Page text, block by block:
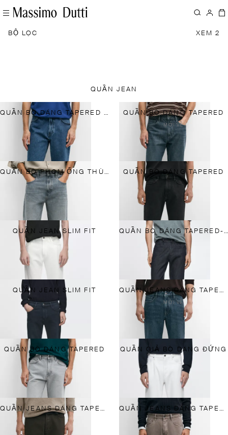
BỘ LỌC XEM 2
QUẦN JEAN
QUẦN BÒ DÁNG TAPERED FIT QUẦN BÒ DÁNG TAPERED
MỚI VỀ
QUẦN BÒ PHOM ỐNG THÙNG QUẦN BÒ DÁNG TAPERED
QUẦN JEAN SLIM FIT QUẦN BÒ DÁNG TAPERED-FIT CHẤT LIỆU NHẸ
QUẦN JEAN SLIM FIT QUẦN JEANS DÁNG TAPERED FIT
MỚI VỀ
QUẦN BÒ DÁNG TAPERED QUẦN GIẢ BÒ DÁNG ĐỨNG
QUẦN JEANS DÁNG TAPERED QUẦN JEANS DÁNG TAPERED